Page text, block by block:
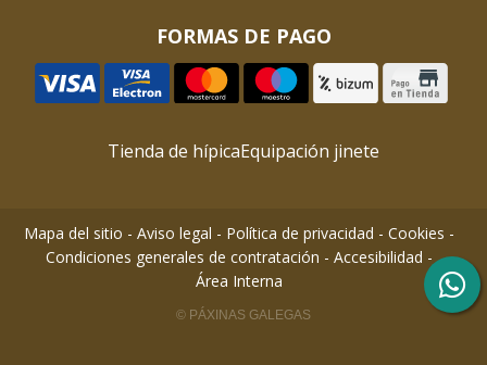
FORMAS DE PAGO
Tienda de hípicaEquipación jinete
Mapa del sitio - Aviso legal - Política de privacidad - Cookies -
Condiciones generales de contratación - Accesibilidad -
Área Interna
© PÁXINAS GALEGAS